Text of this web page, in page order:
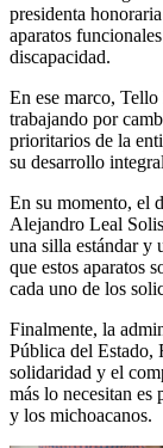
presidenta
aparatos
discapacidad.
En ese marco,
trabajando por
prioritarios de la
su desarrollo
En su momento, el
Alejandro Leal
una silla estándar y
que estos aparatos
cada uno de los
Finalmente, la
Pública del Estado,
solidaridad y el
más lo necesitan
y los michoacanos.